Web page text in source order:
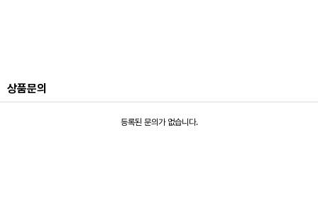
상품문의
등록된 문의가 없습니다.